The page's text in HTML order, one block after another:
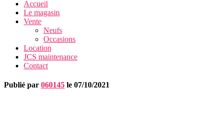
Accueil
Le magasin
Vente
Neufs
Occasions
Location
JCS maintenance
Contact
Publié par 060145 le 07/10/2021